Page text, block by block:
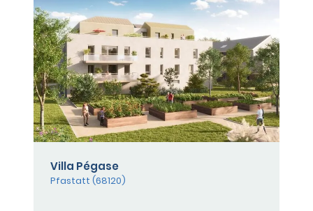
Villa Pégase
Pfastatt (68120)